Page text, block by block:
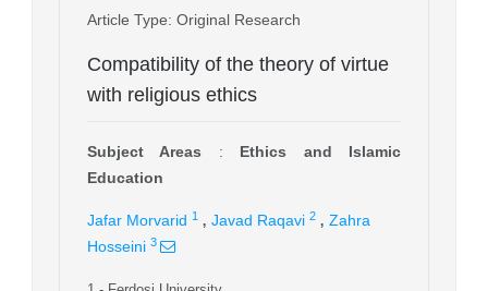
Article Type: Original Research
Compatibility of the theory of virtue
with religious ethics
Subject Areas : Ethics and Islamic
Education
Jafar Morvarid 1 , Javad Raqavi 2 , Zahra
Hosseini 3